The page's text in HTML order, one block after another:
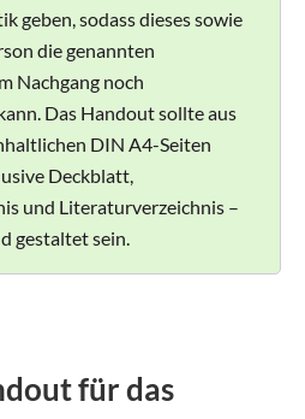
geben, sodass dieses sowie
die genannten
Nachgang noch
Das Handout sollte aus
DIN A4-Seiten
Deckblatt,
und Literaturverzeichnis –
gestaltet sein.
für das